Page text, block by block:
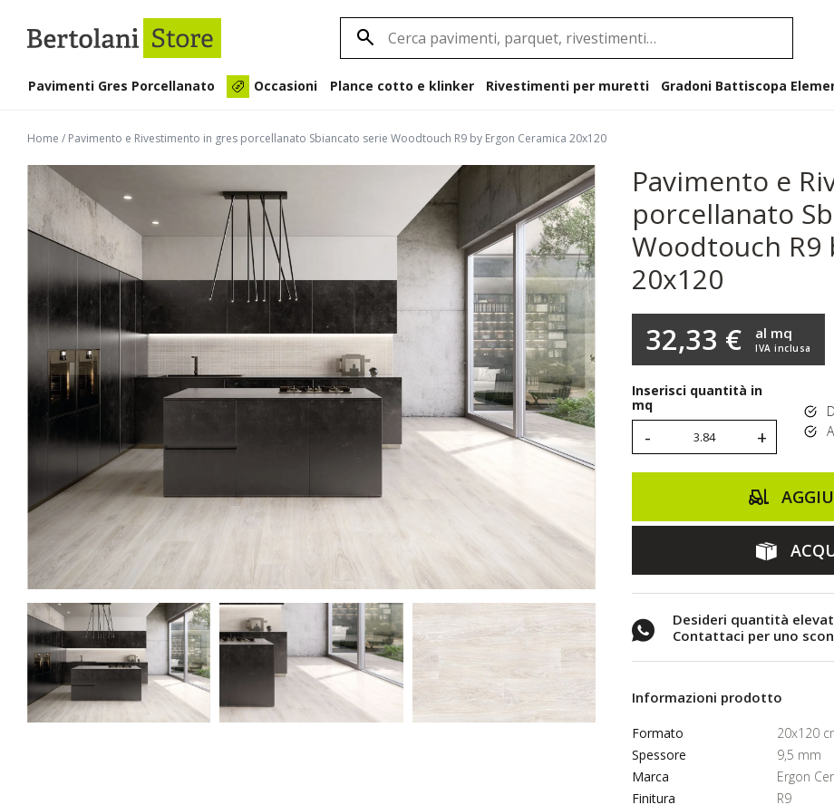
Pavimenti Gres Porcellanato Occasioni Plance cotto e klinker Rivestimenti per muretti Gradoni
Home / Pavimento e Rivestimento in gres porcellanato Sbiancato serie Woodtouch R9 by Ergon Ceramica 20x120
Pavimento e
porcellanato
Woodtouch R9
20x120
32,33 € IVA inclusa
al mq
Inserisci quantità in
mq
- +
Desideri quantità
Contattaci per uno
Informazioni prodotto
Formato
20x120
Spessore
9,5 mm
Marca
Ergon
Finitura
R9